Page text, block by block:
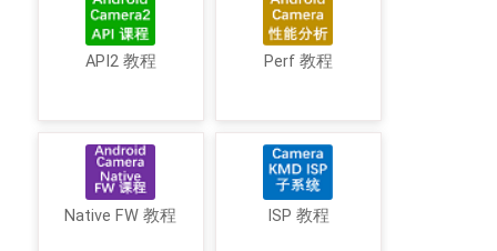
API2 教程 Perf 教程
Native FW 教程 ISP 教程